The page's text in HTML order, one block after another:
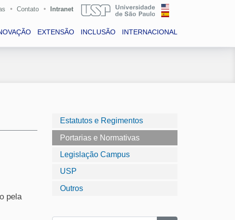
Contato Intranet
EXTENSÃO INCLUSÃO INTERNACIONAL
Estatutos e Regimentos
Portarias e Normativas
Legislação Campus
USP
Outros
pela